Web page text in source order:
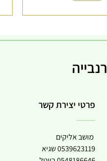
פרטי יצירת קשר
מושב אליקים
0539623119שגיא